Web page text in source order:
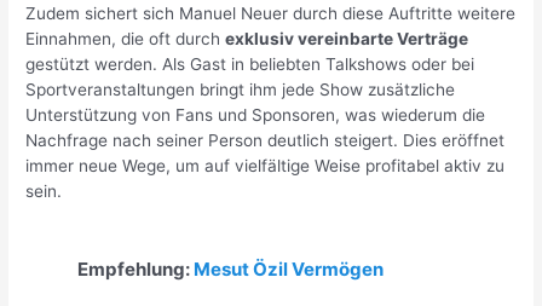
Zudem sichert sich Manuel Neuer durch diese Auftritte weitere
Einnahmen, die oft durchexklusiv vereinbarte Verträge
gestützt werden. Als Gast in beliebten Talkshows oder bei
Sportveranstaltungen bringt ihm jede Show zusätzliche
Unterstützung von Fans und Sponsoren, was wiederum die
Nachfrage nach seiner Person deutlich steigert. Dies eröffnet
immer neue Wege, um auf vielfältige Weise profitabel aktiv zu
sein.
Empfehlung: Mesut Özil Vermögen